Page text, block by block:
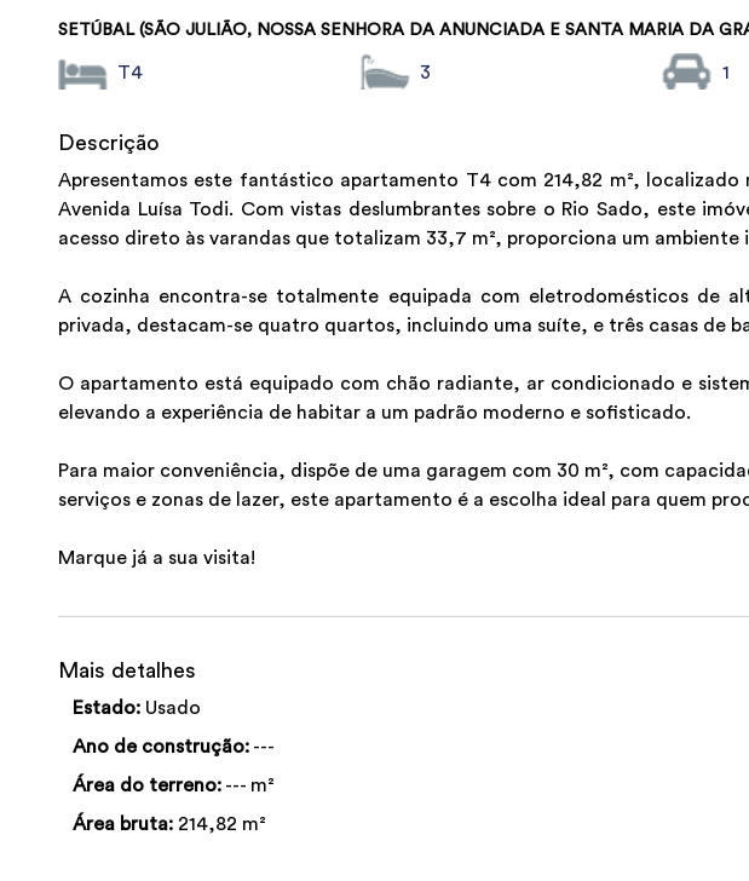
SETÚBAL (SÃO JULIÃO, NOSSA SENHORA DA ANUNCIADA E SANTA MARIA DA
T4 3 1
Descrição
Apresentamos este fantástico apartamento T4 com 214,82 m²,
Avenida Luísa Todi. Com vistas deslumbrantes sobre o Rio Sado, este
acesso direto às varandas que totalizam 33,7 m², proporciona um
A cozinha encontra-se totalmente equipada com eletrodomésticos de
privada, destacam-se quatro quartos, incluindo uma suíte, e três casas
O apartamento está equipado com chão radiante, ar condicionado e
elevando a experiência de habitar a um padrão moderno e sofisticado.
Para maior conveniência, dispõe de uma garagem com 30 m², com
serviços e zonas de lazer, este apartamento é a escolha ideal para quem
Marque já a sua visita!
Mais detalhes
Estado: Usado
Ano de construção: ---
Área do terreno: --- m²
Área bruta: 214,82 m²